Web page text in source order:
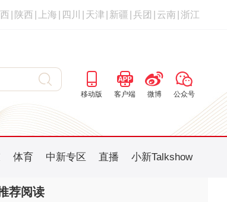
陕西 上海 四川 天津 新疆 兵团 云南 浙江
移动版 客户端 微博 公众号
体育 中新专区 直播 小新Talkshow
荐阅读